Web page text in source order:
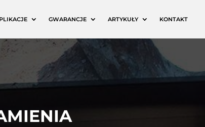
GWARANCJE ARTYKUŁY KONTAKT